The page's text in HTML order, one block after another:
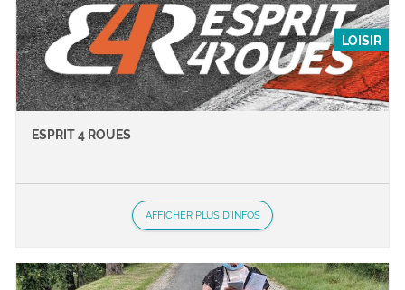
LOISIR
ESPRIT 4 ROUES
AFFICHER PLUS D'INFOS